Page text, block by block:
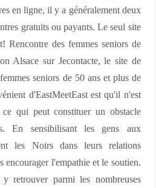
en ligne, il y a généralement deux
gratuits ou payants. Le seul site
Rencontre des femmes seniors de
Alsace sur Jecontacte, le site de
seniors de 50 ans et plus de
d'EastMeetEast est qu'il n'est
qui peut constituer un obstacle
En sensibilisant les gens aux
les Noirs dans leurs relations
encourager l'empathie et le soutien.
retrouver parmi les nombreuses